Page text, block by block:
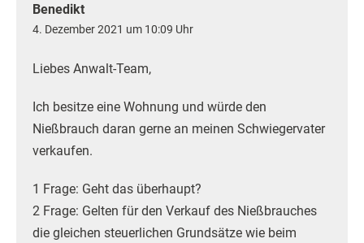
Benedikt
4. Dezember 2021 um 10:09 Uhr
Liebes Anwalt-Team,
Ich besitze eine Wohnung und würde den
Nießbrauch daran gerne an meinen Schwiegervater
verkaufen.
1 Frage: Geht das überhaupt?
2 Frage: Gelten für den Verkauf des Nießbrauches
die gleichen steuerlichen Grundsätze wie beim